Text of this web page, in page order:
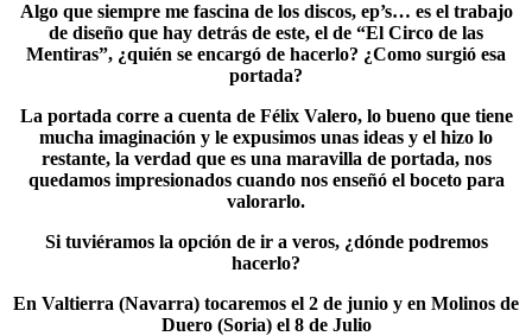
Algo que siempre me fascina de los discos, ep’s… es el trabajo
de diseño que hay detrás de este, el de “El Circo de las
Mentiras”, ¿quién se encargó de hacerlo? ¿Como surgió esa
portada?
La portada corre a cuenta de Félix Valero, lo bueno que tiene
mucha imaginación y le expusimos unas ideas y el hizo lo
restante, la verdad que es una maravilla de portada, nos
quedamos impresionados cuando nos enseñó el boceto para
valorarlo.
Si tuviéramos la opción de ir a veros, ¿dónde podremos
hacerlo?
En Valtierra (Navarra) tocaremos el 2 de junio y en Molinos de
Duero (Soria) el 8 de Julio